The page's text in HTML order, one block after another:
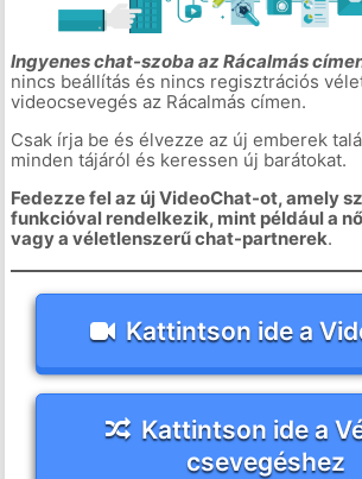
Ingyenes chat-szoba az Rácalmás
nincs beállítás és nincs regisztrációs
videocsevegés az Rácalmás címen.
Csak írja be és élvezze az új emberek
minden tájáról és keressen új barátokat.
Fedezze fel az új VideoChat-ot, amely
funkcióval rendelkezik, mint például a
vagy a véletlenszerű chat-partnerek.
Kattintson ide a
Kattintson ide a
csevegéshez